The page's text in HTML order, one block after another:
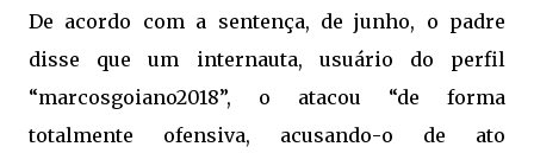
De acordo com a sentença, de junho, o padre
disse que um internauta, usuário do perfil
“marcosgoiano2018”, o atacou “de forma
totalmente ofensiva, acusando-o de ato